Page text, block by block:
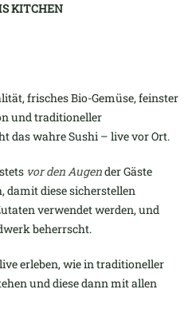
KITCHEN
frisches Bio-Gemüse, feinster
und traditioneller
das wahre Sushi – live vor Ort.
vor den Augender Gäste
damit diese sicherstellen
verwendet werden, und
beherrscht.
erleben, wie in traditioneller
und diese dann mit allen